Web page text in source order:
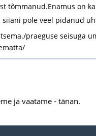
tõmmanud.Enamus on
siiani pole veel pidanud
praeguse seisuga
ja vaatame - tänan.